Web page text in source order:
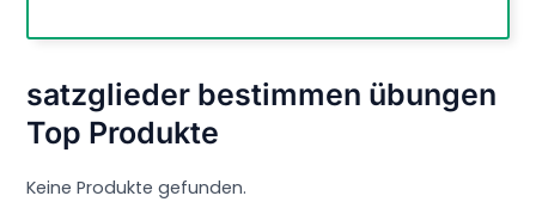
satzglieder bestimmen übungen
Top Produkte
Keine Produkte gefunden.